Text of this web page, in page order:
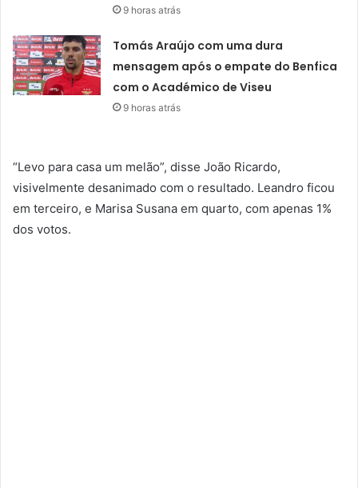
9 horas atrás
Tomás Araújo com uma dura
mensagem após o empate do Benfica
com o Académico de Viseu
9 horas atrás
“Levo para casa um melão”, disse João Ricardo,
visivelmente desanimado com o resultado. Leandro ficou
em terceiro, e Marisa Susana em quarto, com apenas 1%
dos votos.